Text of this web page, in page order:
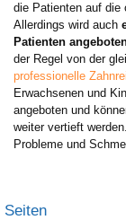
die Patienten auf die
Allerdings wird auch
Patienten
der Regel von der
professionelle
Erwachsenen und
angeboten und
weiter vertieft
Probleme und
Seiten